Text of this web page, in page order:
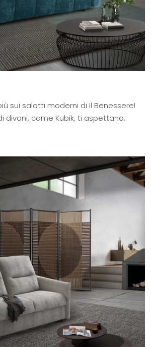
sui salotti moderni di Il Benessere!
divani, come Kubik, ti aspettano.